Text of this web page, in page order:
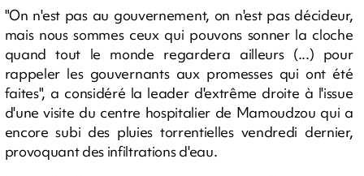
"On n'est pas au gouvernement, on n'est pas décideur,
mais nous sommes ceux qui pouvons sonner la cloche
quand tout le monde regardera ailleurs (...) pour
rappeler les gouvernants aux promesses qui ont été
faites", a considéré la leader d'extrême droite à l'issue
d'une visite du centre hospitalier de Mamoudzou qui a
encore subi des pluies torrentielles vendredi dernier,
provoquant des infiltrations d'eau.